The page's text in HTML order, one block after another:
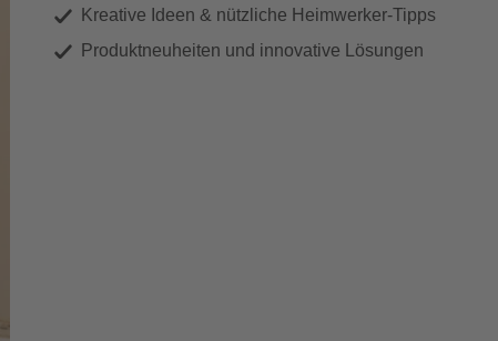
Kreative Ideen & nützliche Heimwerker-Tipps
Produktneuheiten und innovative Lösungen